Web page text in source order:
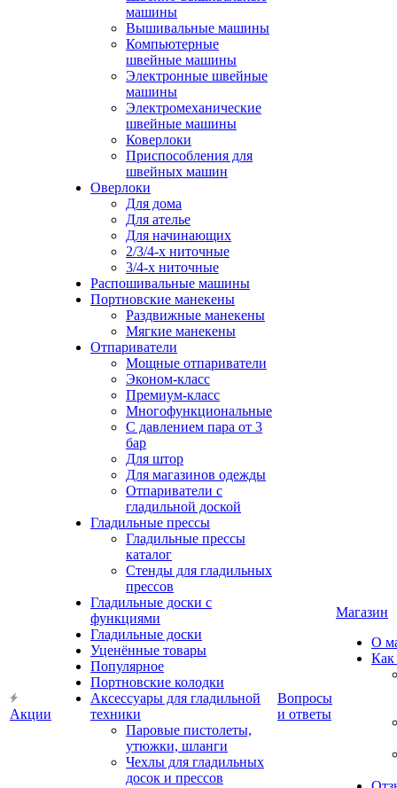
Акции
машины
Вышивальные машины
Компьютерные
швейные машины
Электронные швейные
машины
Электромеханические
швейные машины
Коверлоки
Приспособления для
швейных машин
Оверлоки
Для дома
Для ателье
Для начинающих
2/3/4-х ниточные
3/4-х ниточные
Распошивальные машины
Портновские манекены
Раздвижные манекены
Мягкие манекены
Отпариватели
Мощные отпариватели
Эконом-класс
Премиум-класс
Многофункциональные
С давлением пара от 3
бар
Для штор
Для магазинов одежды
Отпариватели с
гладильной доской
Гладильные прессы
Гладильные прессы
каталог
Стенды для гладильных
прессов
Гладильные доски с
функциями
Гладильные доски
Уценённые товары
Популярное
Портновские колодки
Аксессуары для гладильной
техники
Паровые пистолеты,
утюжки, шланги
Чехлы для гладильных
досок и прессов
Вопросы
и ответы
Магазин
О
Как